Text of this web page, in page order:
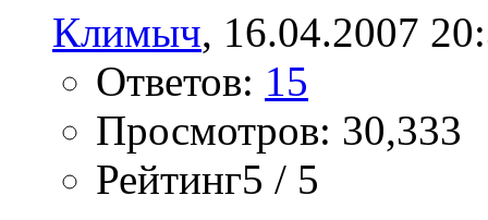
Климыч, 16.04.2007
Ответов: 15
Просмотров: 30,333
Рейтинг5 / 5